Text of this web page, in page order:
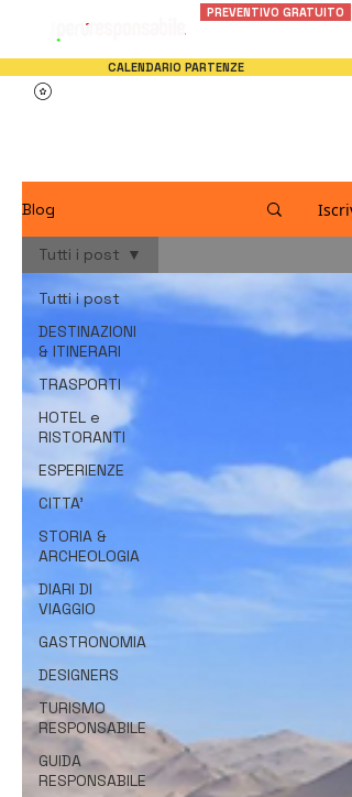
PREVENTIVO GRATUITO
CALENDARIO PARTENZE
Blog
Tutti i post
DESTINAZIONI
& ITINERARI
TRASPORTI
HOTEL e
RISTORANTI
ESPERIENZE
CITTA'
STORIA &
ARCHEOLOGIA
DIARI DI
VIAGGIO
GASTRONOMIA
DESIGNERS
TURISMO
RESPONSABILE
GUIDA
RESPONSABILE
Tutti i post